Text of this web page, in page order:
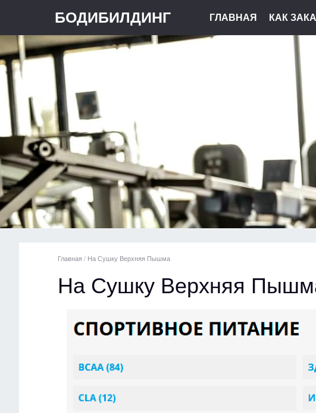
БОДИБИЛДИНГ ГЛАВНАЯ КАК
Главная / На Сушку Верхняя Пышма
На Сушку Верхняя